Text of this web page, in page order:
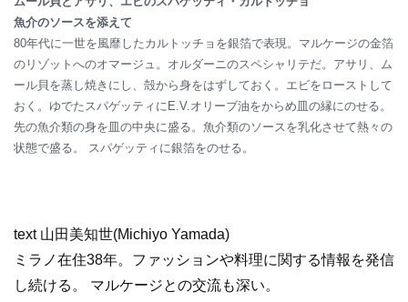
魚介のソースを添えて
80年代に一世を風靡したカルトッチョを銀箔で表現。マルケージの金箔
のリゾットへのオマージュ。オルダーニのスペシャリテだ。アサリ、ム
ール貝を蒸し焼きにし、殻から身をはずしておく。エビをローストして
おく。ゆでたスパゲッティにE.V.オリーブ油をからめ皿の縁にのせる。
先の魚介類の身を皿の中央に盛る。魚介類のソースを乳化させて熱々の
状態で盛る。 スパゲッティに銀箔をのせる。
text 山田美知世(Michiyo Yamada)
ミラノ在住38年。ファッションや料理に関する情報を発信
し続ける。 マルケージとの交流も深い。